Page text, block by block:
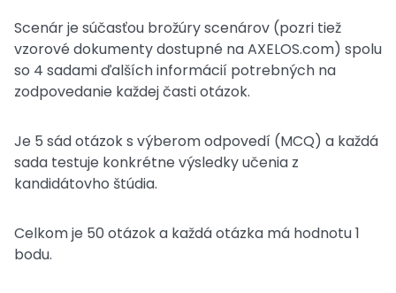
Scenár je súčasťou brožúry scenárov (pozri tiež
vzorové dokumenty dostupné na AXELOS.com) spolu
so 4 sadami ďalších informácií potrebných na
zodpovedanie každej časti otázok.
Je 5 sád otázok s výberom odpovedí (MCQ) a každá
sada testuje konkrétne výsledky učenia z
kandidátovho štúdia.
Celkom je 50 otázok a každá otázka má hodnotu 1
bodu.